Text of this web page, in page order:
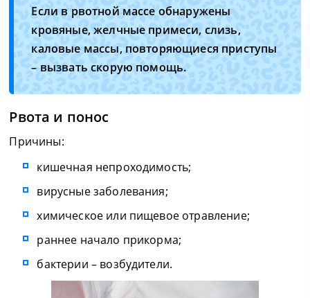
Если в рвотной массе обнаружены
кровяные, желчные примеси, слизь,
каловые массы, повторяющиеся приступы
– вызвать скорую помощь.
Рвота и понос
Причины:
кишечная непроходимость;
вирусные заболевания;
химическое или пищевое отравление;
раннее начало прикорма;
бактерии – возбудители.